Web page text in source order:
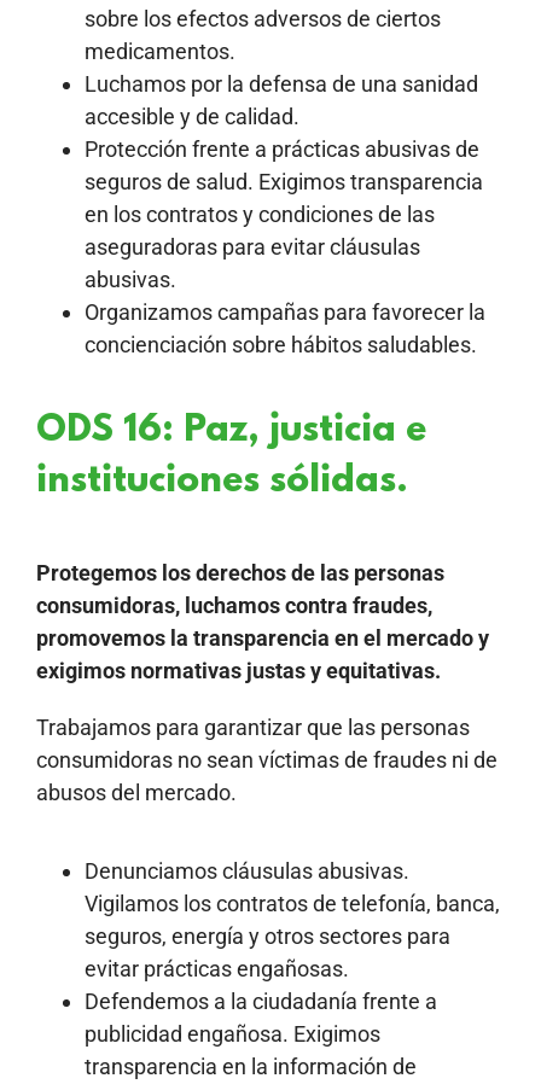
sobre los efectos adversos de ciertos
medicamentos.
Luchamos por la defensa de una sanidad
accesible y de calidad.
Protección frente a prácticas abusivas de
seguros de salud. Exigimos transparencia
en los contratos y condiciones de las
aseguradoras para evitar cláusulas
abusivas.
Organizamos campañas para favorecer la
concienciación sobre hábitos saludables.
ODS 16: Paz, justicia e
instituciones sólidas.
Protegemos los derechos de las personas
consumidoras, luchamos contra fraudes,
promovemos la transparencia en el mercado y
exigimos normativas justas y equitativas.
Trabajamos para garantizar que las personas
consumidoras no sean víctimas de fraudes ni de
abusos del mercado.
Denunciamos cláusulas abusivas.
Vigilamos los contratos de telefonía, banca,
seguros, energía y otros sectores para
evitar prácticas engañosas.
Defendemos a la ciudadanía frente a
publicidad engañosa. Exigimos
transparencia en la información de